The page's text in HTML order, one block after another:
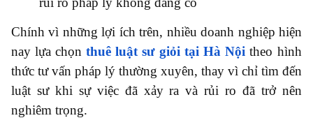
Chính vì những lợi ích trên, nhiều doanh nghiệp hiện
nay lựa chọn thuê luật sư giỏi tại Hà Nội theo hình
thức tư vấn pháp lý thường xuyên, thay vì chỉ tìm đến
luật sư khi sự việc đã xảy ra và rủi ro đã trở nên
nghiêm trọng.